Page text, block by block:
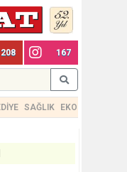
208 167
SAĞLIK EKONOMİ